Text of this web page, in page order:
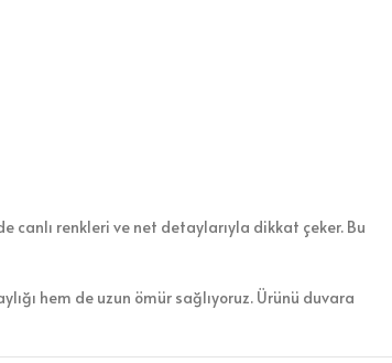
canlı renkleri ve net detaylarıyla dikkat çeker. Bu
hem de uzun ömür sağlıyoruz. Ürünü duvara